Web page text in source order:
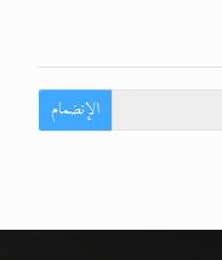
الإنضمام